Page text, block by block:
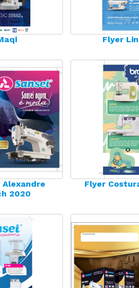
Máquina p/ Barra de Calça
Máquina Programável
Máquina de Passante
Flyer
Alexandre
2020
Flyer